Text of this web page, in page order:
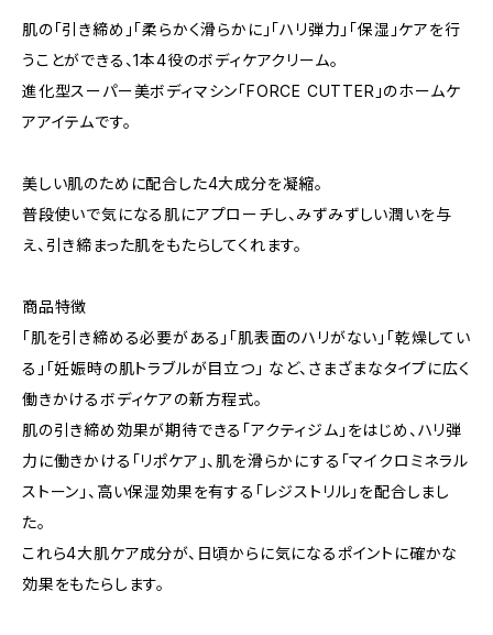
肌の「引き締め」「柔らかく滑らかに」「ハリ弾力」「保湿」ケアを行
うことができる、1本4役のボディケアクリーム。
進化型スーパー美ボディマシン「FORCE CUTTER」のホームケ
アアイテムです。
美しい肌のために配合した4大成分を凝縮。
普段使いで気になる肌にアプローチし、みずみずしい潤いを与
え、引き締まった肌をもたらしてくれます。
商品特徴
「肌を引き締める必要がある」「肌表面のハリがない」「乾燥してい
る」「妊娠時の肌トラブルが目立つ」 など、さまざまなタイプに広く
働きかけるボディケアの新方程式。
肌の引き締め効果が期待できる「アクティジム」をはじめ、ハリ弾
力に働きかける「リポケア」、肌を滑らかにする「マイクロミネラル
ストーン」、高い保湿効果を有する「レジストリル」を配合しまし
た。
これら4大肌ケア成分が、日頃からに気になるポイントに確かな
効果をもたらします。